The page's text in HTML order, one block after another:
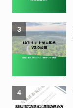
3
4